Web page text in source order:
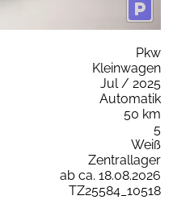
Pkw
Kleinwagen
Jul / 2025
Automatik
50 km
5
Weiß
Zentrallager
ab ca. 18.08.2026
TZ25584_10518